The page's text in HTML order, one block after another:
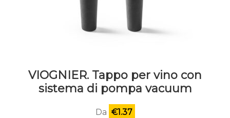
VIOGNIER. Tappo per vino con
sistema di pompa vacuum
Da €1.37